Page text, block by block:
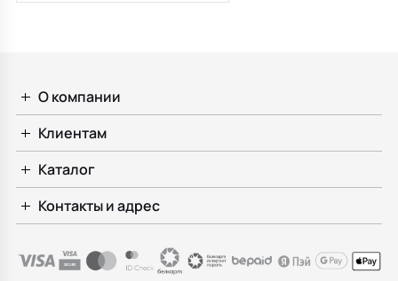
О компании
Клиентам
Каталог
Контакты и адрес